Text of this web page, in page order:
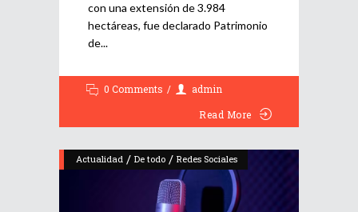
con una extensión de 3.984
hectáreas, fue declarado Patrimonio
de
0 Comments
admin
Read More
Actualidad / De todo / Redes Sociales